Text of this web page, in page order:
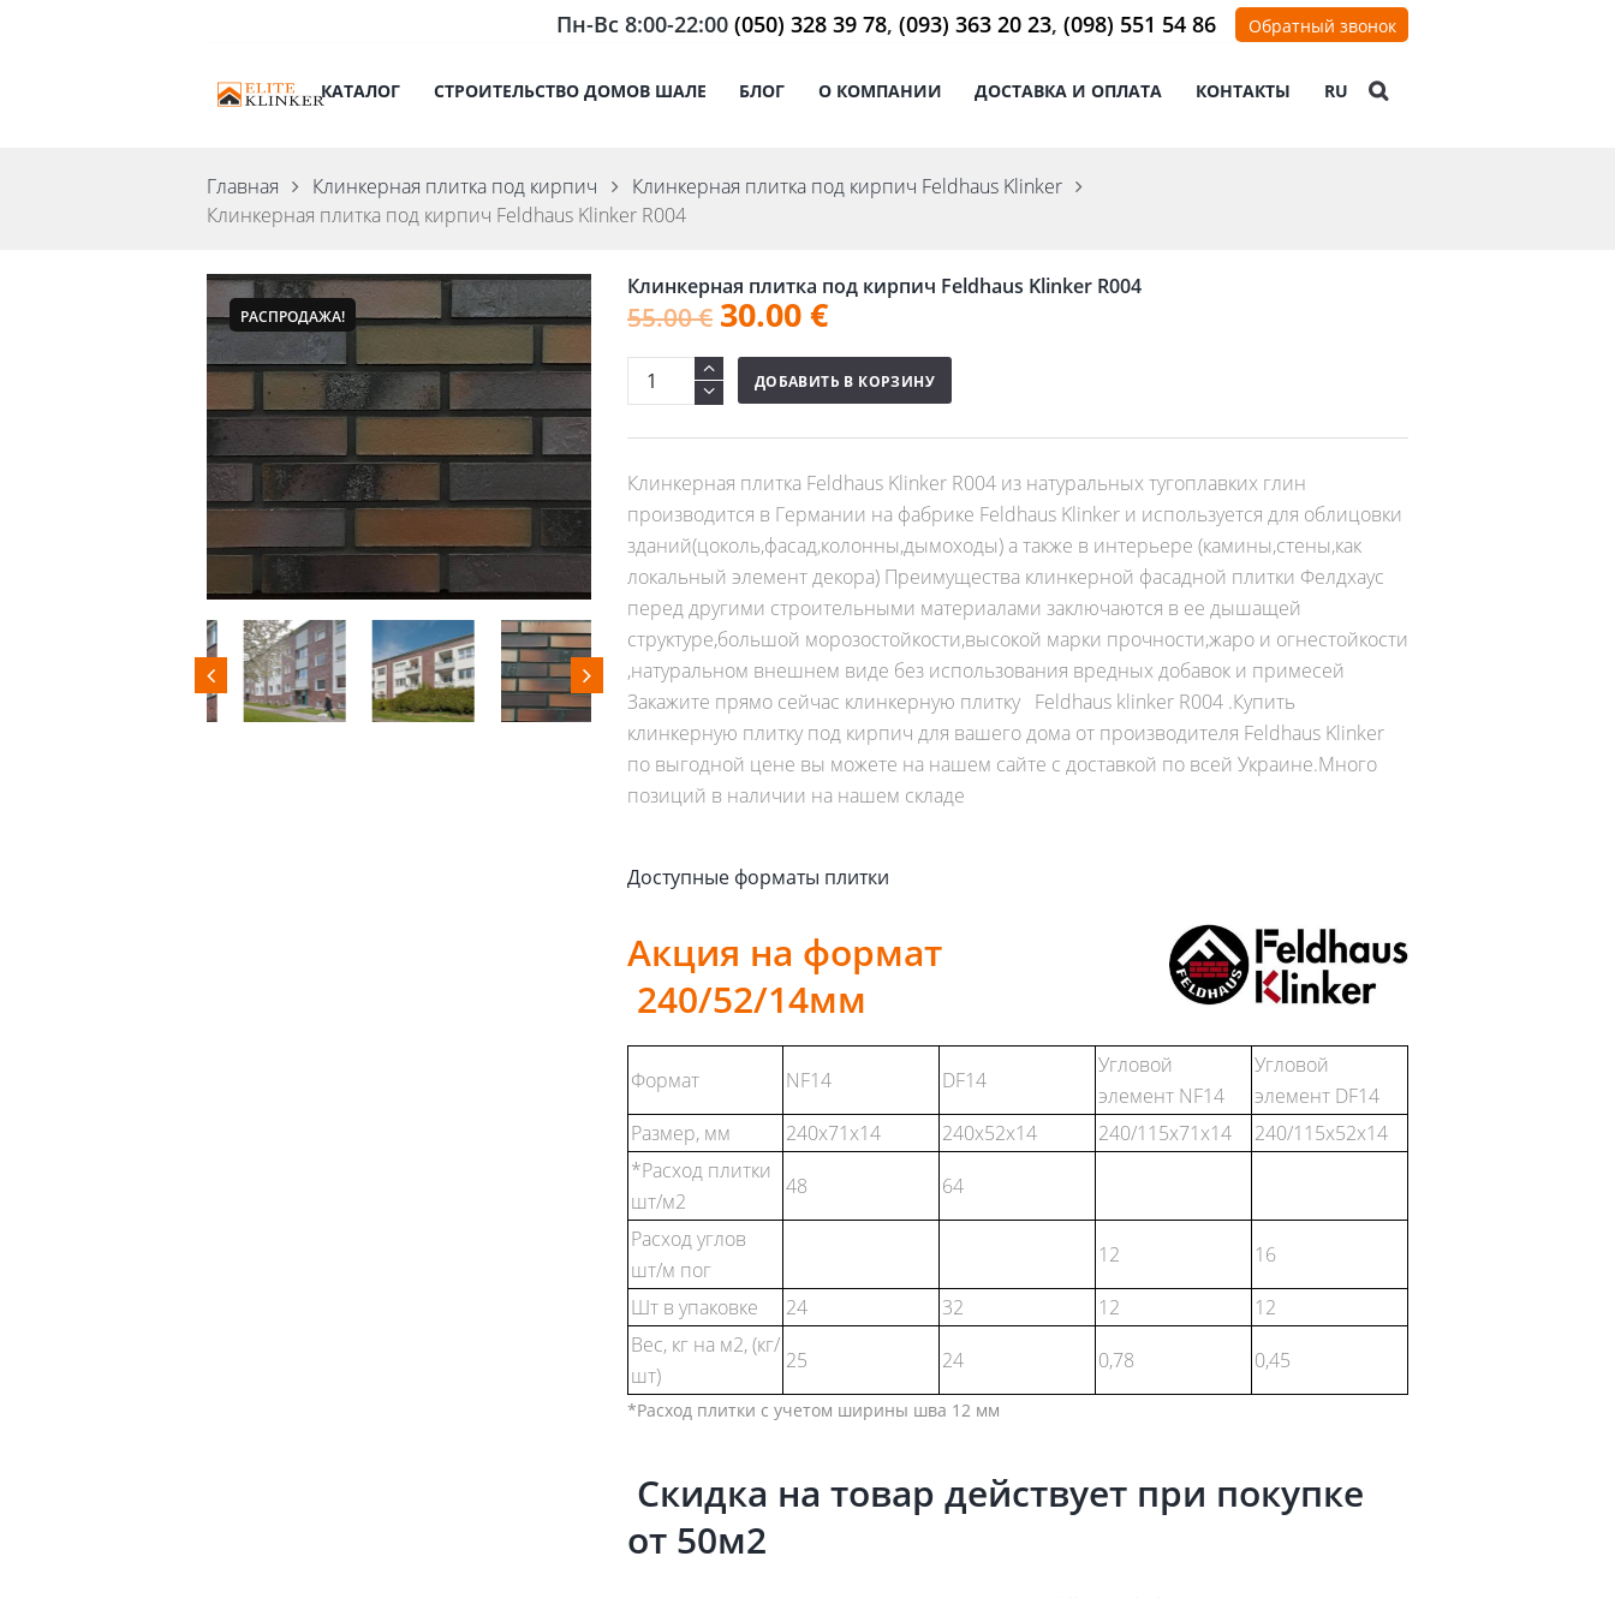
Пн-Вс 8:00-22:00 (050) 328 39 78, (093) 363 20 23, (098) 551 54 86 Обратный звонок
КАТАЛОГ СТРОИТЕЛЬСТВО ДОМОВ ШАЛЕ БЛОГ О КОМПАНИИ ДОСТАВКА И ОПЛАТА КОНТАКТЫ RU
Главная Клинкерная плитка под кирпич
Клинкерная плитка под кирпич Feldhaus Klinker
Клинкерная плитка под кирпич Feldhaus Klinker R004
РАСПРОДАЖА!
Клинкерная плитка под кирпич Feldhaus Klinker R004
55.00€ 30.00€
ДОБАВИТЬ В КОРЗИНУ
Клинкерная плитка Feldhaus Klinker R004 из натуральных тугоплавких глин
производится в Германии на фабрике Feldhaus Klinker и используется для облицовки
зданий(цоколь,фасад,колонны,дымоходы) а также в интерьере (камины,стены,как
локальный элемент декора) Преимущества клинкерной фасадной плитки Фелдхаус
перед другими строительными материалами заключаются в ее дышащей
структуре,большой морозостойкости,высокой марки прочности,жаро и огнестойкости
,натуральном внешнем виде без использования вредных добавок и примесей
Закажите прямо сейчас клинкерную плитку Feldhaus klinker R004 .Купить
клинкерную плитку под кирпич для вашего дома от производителя Feldhaus Klinker
по выгодной цене вы можете на нашем сайте с доставкой по всей Украине.Много
позиций в наличии на нашем складе
Доступные форматы плитки
Акция на формат
240/52/14мм
Формат NF14 DF14
Угловой
элемент NF14
Угловой
элемент DF14
Размер, мм
240x71x14 240x52x14 240/115x71x14
240/115x52x14
*Расход плитки
шт/м2
48
64
Расход углов
шт/м пог
12
16
Шт в упаковке
24 32 12
12
Вес, кг на м2, (кг/
шт)
25 24 0,78 0,45
*Расход плитки с учетом ширины шва 12 мм
Скидка на товар действует при покупке
от 50м2